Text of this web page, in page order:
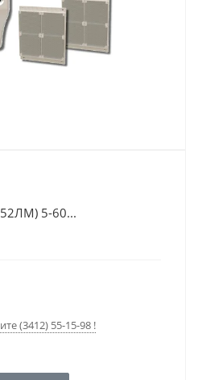
5-60...
(3412) 55-15-98 !